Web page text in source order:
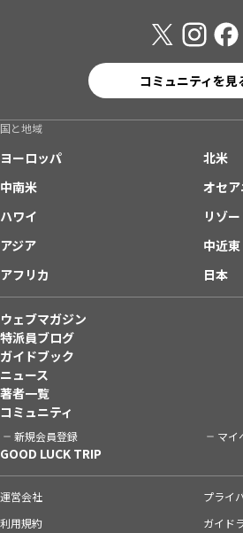
コミュニティを見
国と地域
ヨーロッパ
北米
中南米
オセ
ハワイ
リゾ
アジア
中近東
アフリカ
日本
ウェブマガジン
特派員ブログ
ガイドブック
ニュース
著者一覧
コミュニティ
新規会員登録 マイ
GOOD LUCK TRIP
運営会社
プライ
利用規約
ガイド